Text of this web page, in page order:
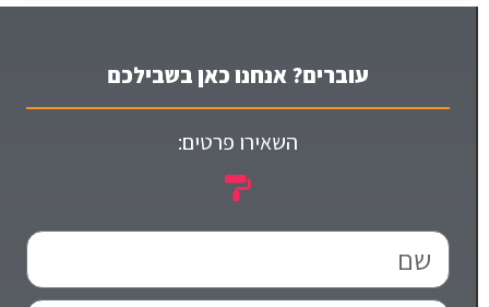
עוברים? אנחנו כאן בשבילכם
השאירו פרטים: